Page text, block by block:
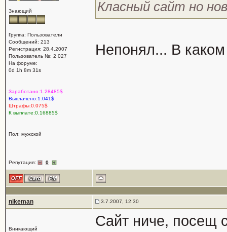
Знающий
Группа: Пользователи
Сообщений: 213
Регистрация: 28.4.2007
Пользователь №: 2 027
На форуме:
0d 1h 8m 31s
Заработано:1.28485$
Выплачено:1.041$
Штрафы:0.075$
К выплате:0.16885$
Пол: мужской
Репутация: 0
Класный сайт но
Непонял... В
nikeman 3.7.2007, 12:30
Вникающий
Сайт ниче, посещ